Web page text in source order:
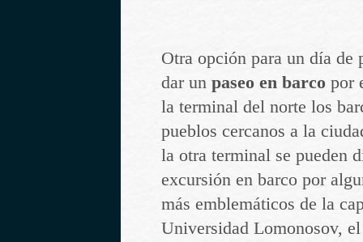
Otra opción para un día de
dar un paseo en barco por
la terminal del norte los
pueblos cercanos a la
la otra terminal se pueden
excursión en barco por
más emblemáticos de la
Universidad Lomonosov,